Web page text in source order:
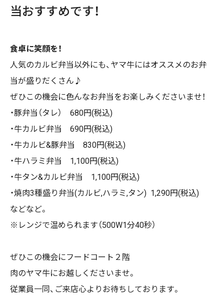
当おすすめです！
食卓に笑顔を！
人気のカルビ弁当以外にも、ヤマ牛にはオススメのお弁
当が盛りだくさん♪
ぜひこの機会に色んなお弁当をお楽しみくださいませ！
・豚弁当（タレ） 680円(税込)
・牛カルビ弁当 690円(税込)
・牛カルビ&豚弁当 830円(税込)
・牛ハラミ弁当 1,100円(税込)
・牛タン&カルビ弁当 1,100円(税込)
・焼肉3種盛り弁当(カルビ,ハラミ,タン) 1,290円(税込)
などなど。
※レンジで温められます（500W1分40秒）
ぜひこの機会にフードコート２階
肉のヤマ牛にお越しくださいませ。
従業員一同、ご来店心よりお待ちしております。